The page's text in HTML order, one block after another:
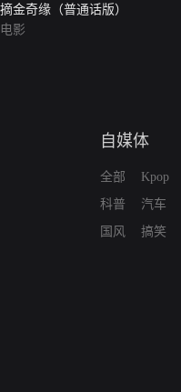
摘金奇缘（普通话版）
电影
自媒体
全部
科普
国风
Kpop
汽车
搞笑